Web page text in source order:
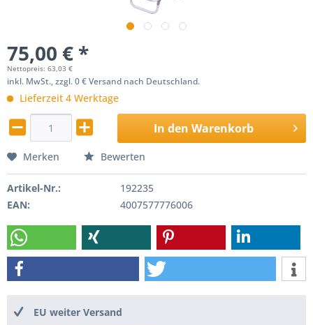
75,00 € *
Nettopreis: 63,03 €
inkl. MwSt., zzgl. 0 € Versand nach Deutschland.
Lieferzeit 4 Werktage
In den Warenkorb
Merken Bewerten
Artikel-Nr.:
192235
EAN:
4007577776006
EU weiter Versand